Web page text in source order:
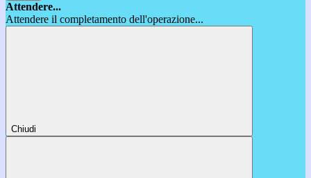
Attendere...
Attendere il completamento dell'operazione...
Chiudi